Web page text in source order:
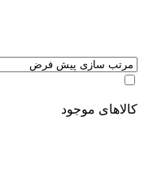
کالاهای موجود